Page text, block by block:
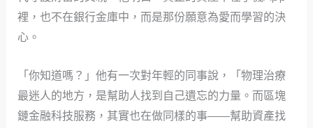
裡，也不在銀行金庫中，而是那份願意為愛而學習的決
心。
「你知道嗎？」他有一次對年輕的同事說，「物理治療
最迷人的地方，是幫助人找到自己遺忘的力量。而區塊
鏈金融科技服務，其實也在做同樣的事——幫助資產找